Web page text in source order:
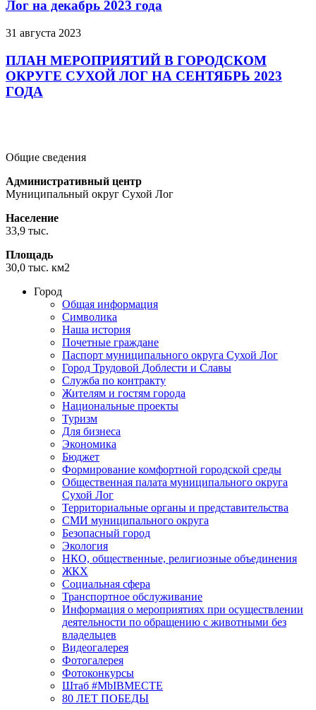
Лог на декабрь 2023 года
31 августа 2023
ПЛАН МЕРОПРИЯТИЙ В ГОРОДСКОМ
ОКРУГЕ СУХОЙ ЛОГ НА СЕНТЯБРЬ 2023
ГОДА
Общие сведения
Административный центр
Муниципальный округ Сухой Лог
Население
33,9 тыс.
Площадь
30,0 тыс. км2
Город
Общая информация
Символика
Наша история
Почетные граждане
Паспорт муниципального округа Сухой Лог
Город Трудовой Доблести и Славы
Служба по контракту
Жителям и гостям города
Национальные проекты
Туризм
Для бизнеса
Экономика
Бюджет
Формирование комфортной городской среды
Общественная палата муниципального округа
Сухой Лог
Территориальные органы и представительства
СМИ муниципального округа
Безопасный город
Экология
НКО, общественные, религиозные объединения
ЖКХ
Социальная сфера
Транспортное обслуживание
Информация о мероприятиях при осуществлении
деятельности по обращению с животными без
владельцев
Видеогалерея
Фотогалерея
Фотоконкурсы
Штаб #MbIBMECTE
80 ЛЕТ ПОБЕДЫ